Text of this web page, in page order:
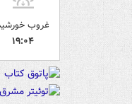
غروب
۱۹:۰۴